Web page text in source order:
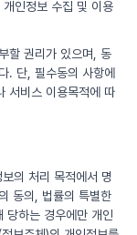
개인정보 수집 및 이용
할 권리가 있으며, 동
. 단, 필수동의 사항에
서비스 이용목적에 따
의 처리 목적에서 명
동의, 법률의 특별한
당하는 경우에만 개인